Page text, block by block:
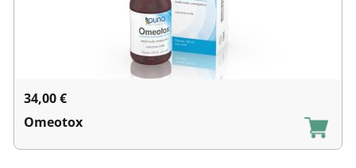
34,00€
Omeotox